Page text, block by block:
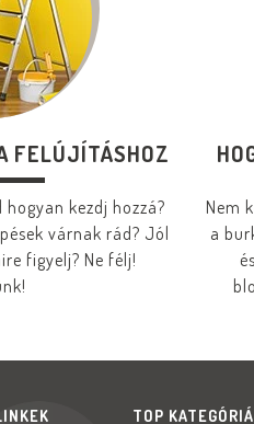
FELÚJÍTÁSHOZ
kezdj hozzá?
várnak rád? Jól
figyelj? Ne félj!
Nem
a
TOP